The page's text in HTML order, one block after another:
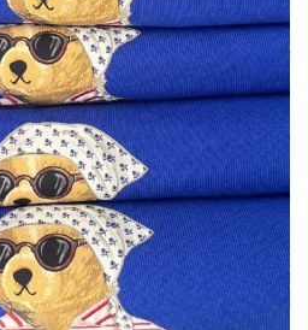
via.carrera
Aug 7